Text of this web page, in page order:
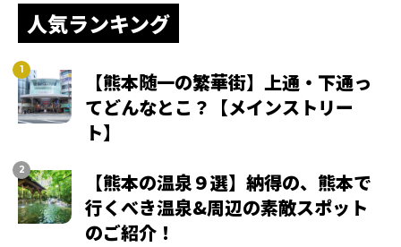
人気ランキング
【熊本随一の繁華街】上通・下通っ
てどんなとこ？【メインストリー
ト】
【熊本の温泉９選】納得の、熊本で
行くべき温泉&周辺の素敵スポット
のご紹介！